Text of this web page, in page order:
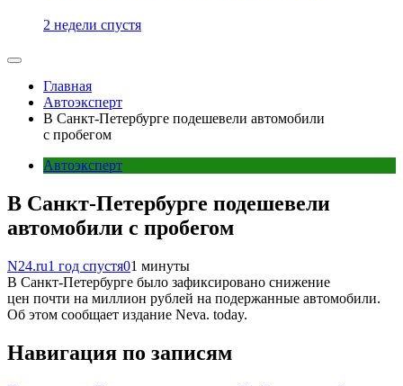
2 недели спустя
Главная
Автоэксперт
В Санкт-Петербурге подешевели автомобили
с пробегом
Автоэксперт
В Санкт-Петербурге подешевели
автомобили с пробегом
N24.ru1 год спустя01 минуты
В Санкт-Петербурге было зафиксировано снижение
цен почти на миллион рублей на подержанные автомобили.
Об этом сообщает издание Neva. today.
Навигация по записям